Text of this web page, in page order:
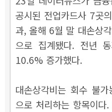
공시된 전업카드사 7곳
과, 올해 6월 말 대손상
으로 집계됐다. 전년
10.6% 증가했다.
대손상각비는 회수 불
으로 처리하는 항목이다